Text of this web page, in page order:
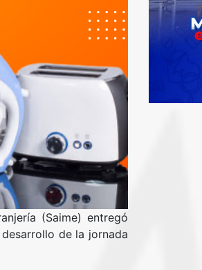
(Saime) entregó
de la jornada